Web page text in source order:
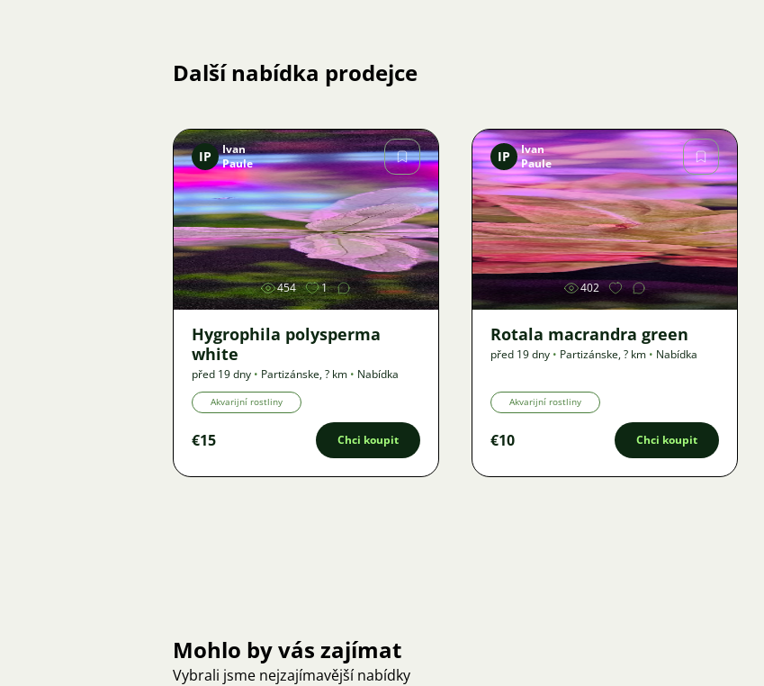
Další nabídka prodejce
Obrázek
IP
Ivan
Paule
454 1
Hygrophila polysperma
white
před 19 dny • Partizánske,? km • Nabídka
Akvarijní rostliny
€15 Chci koupit
Obrázek
IP
Ivan
Paule
402
Rotala macrandra green
před 19 dny • Partizánske,? km • Nabídka
Akvarijní rostliny
€10 Chci koupit
Mohlo by vás zajímat
Vybrali jsme nejzajímavější nabídky